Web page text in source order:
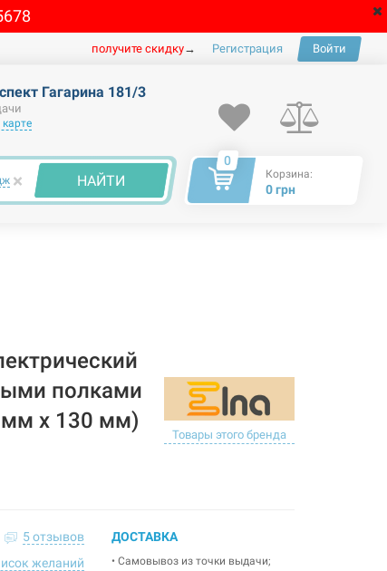
получите скидку→ Регистрация Войти
Гагарина 181/3
× НАЙТИ
0
Корзина:
0 грн
полками
мм х 130 мм)
Товары этого бренда
5 отзывов
желаний
ДОСТАВКА
• Самовывоз из точки выдачи;